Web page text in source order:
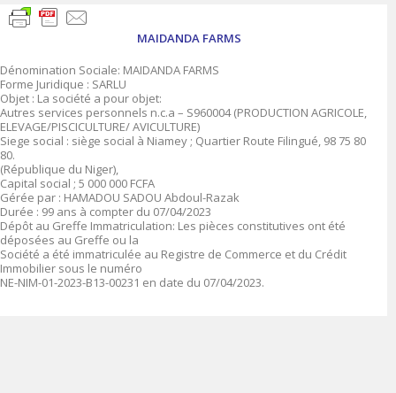
MAIDANDA FARMS
Dénomination Sociale: MAIDANDA FARMS
Forme Juridique : SARLU
Objet : La société a pour objet:
Autres services personnels n.c.a – S960004 (PRODUCTION AGRICOLE,
ELEVAGE/PISCICULTURE/ AVICULTURE)
Siege social : siège social à Niamey ; Quartier Route Filingué, 98 75 80
80.
(République du Niger),
Capital social ; 5 000 000 FCFA
Gérée par : HAMADOU SADOU Abdoul-Razak
Durée : 99 ans à compter du 07/04/2023
Dépôt au Greffe Immatriculation: Les pièces constitutives ont été
déposées au Greffe ou la
Société a été immatriculée au Registre de Commerce et du Crédit
Immobilier sous le numéro
NE-NIM-01-2023-B13-00231 en date du 07/04/2023.